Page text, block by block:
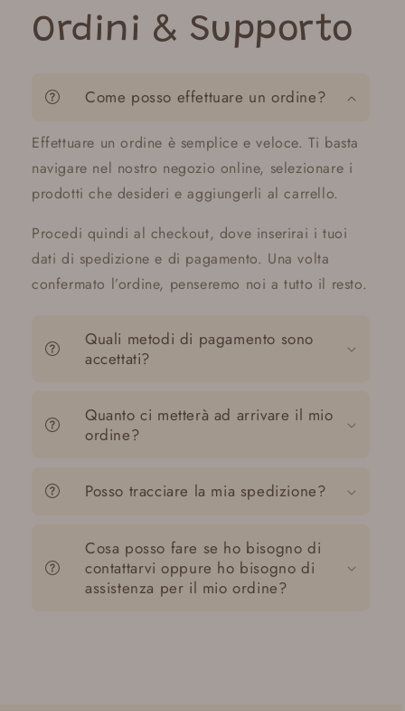
Ordini & Supporto
Come posso effettuare un ordine?
Effettuare un ordine è semplice e veloce. Ti basta
navigare nel nostro negozio online, selezionare i
prodotti che desideri e aggiungerli al carrello.
Procedi quindi al checkout, dove inserirai i tuoi
dati di spedizione e di pagamento. Una volta
confermato l’ordine, penseremo noi a tutto il resto.
Quali metodi di pagamento sono
accettati?
Quanto ci metterà ad arrivare il mio
ordine?
Posso tracciare la mia spedizione?
Cosa posso fare se ho bisogno di
contattarvi oppure ho bisogno di
assistenza per il mio ordine?